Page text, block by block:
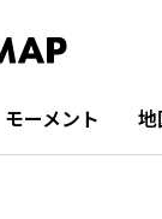
モーメント 地